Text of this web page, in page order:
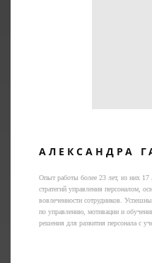
АЛЕКСАНДРА
Опыт работы более 23 лет, из них 17
стратегий управления персоналом,
вовлеченности сотрудников.
по управлению, мотивации и
решения для развития персонала с